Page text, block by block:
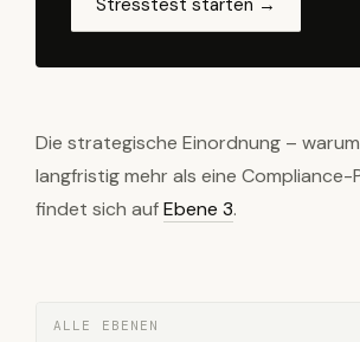
Stresstest starten →
Die strategische Einordnung – warum
langfristig mehr als eine
findet sich aufEbene 3.
ALLE EBENEN